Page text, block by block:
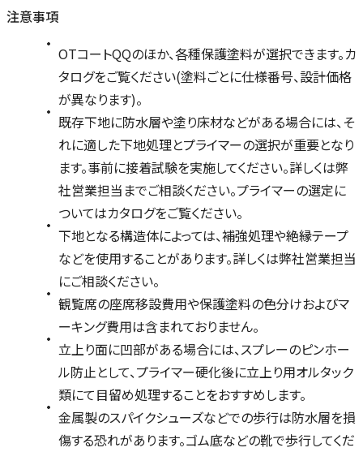
注意事項
OTコートQQのほか、各種保護塗料が選択できます。カ
タログをご覧ください(塗料ごとに仕様番号、設計価格
が異なります)。
既存下地に防水層や塗り床材などがある場合には、そ
れに適した下地処理とプライマーの選択が重要となり
ます。事前に接着試験を実施してください。詳しくは弊
社営業担当までご相談ください。プライマーの選定に
ついてはカタログをご覧ください。
下地となる構造体によっては、補強処理や絶縁テープ
などを使用することがあります。詳しくは弊社営業担当
にご相談ください。
観覧席の座席移設費用や保護塗料の色分けおよびマ
ーキング費用は含まれておりません。
立上り面に凹部がある場合には、スプレーのピンホー
ル防止として、プライマー硬化後に立上り用オルタック
類にて目留め処理することをおすすめします。
金属製のスパイクシューズなどでの歩行は防水層を損
傷する恐れがあります。ゴム底などの靴で歩行してくだ